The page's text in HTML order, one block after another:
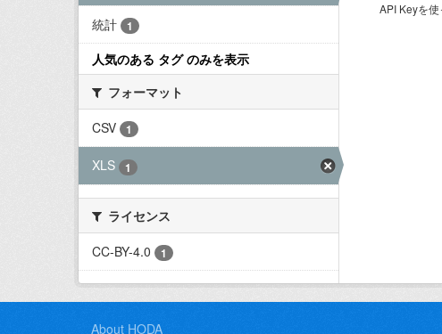
統計 1
人気のある タグ のみを表示
フォーマット
CSV
1
XLS 1
ライセンス
CC-BY-4.0
1
API Keyを
About HODA